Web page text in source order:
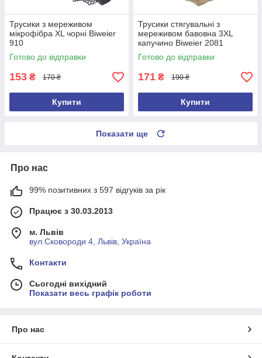
Трусики з мереживом
мікрофібра XL чорні Biweier
910
Готово до відправки
153 ₴ 170 ₴
Купити
Трусики стягувальні з
мереживом бавовна 3XL
капучино Biweier 2081
Готово до відправки
171 ₴ 190 ₴
Купити
Показати ще
Про нас
99% позитивних з 597 відгуків за рік
Працює з 30.03.2013
м. Львів
вул.Сковороди 4, Львів, Україна
Контакти
Сьогодні вихідний
Показати весь графік роботи
Про нас